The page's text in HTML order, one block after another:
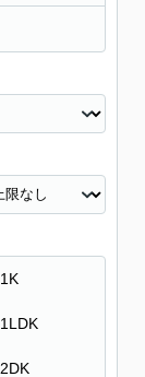
1K
1LDK
2DK